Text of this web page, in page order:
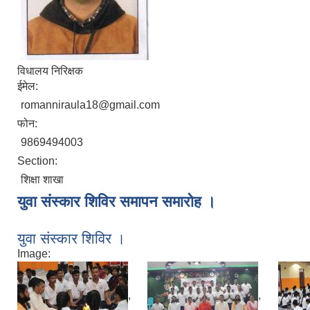
विधालय निरिक्षक
ईमेल:
romanniraula18@gmail.com
फोन:
9869494003
Section:
शिक्षा शाखा
युवा संस्कार शिविर समापन समारोह ।
युवा संस्कार शिविर ।
Image:
, ,